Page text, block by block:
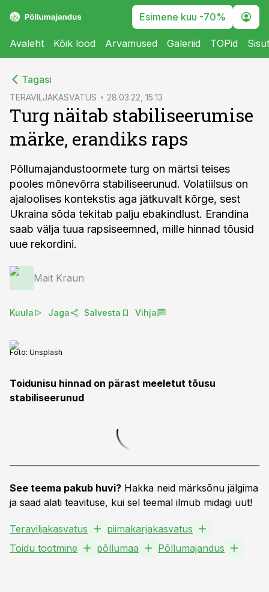
Esimene kuu -70%
Avaleht Kõik lood Arvamused Galeriid TOPid
Tagasi
TERAVILJAKASVATUS 28.03.22, 15:13
Turg näitab stabiliseerumise
märke, erandiks raps
Põllumajandustoormete turg on märtsi teises
pooles mõnevõrra stabiliseerunud. Volatiilsus on
ajaloolises kontekstis aga jätkuvalt kõrge, sest
Ukraina sõda tekitab palju ebakindlust. Erandina
saab välja tuua rapsiseemned, mille hinnad tõusid
uue rekordini.
Mait Kraun
Kuula Jaga Salvesta Vihja
Foto: Unsplash
Toidunisu hinnad on pärast meeletut tõusu
stabiliseerunud
See teema pakub huvi? Hakka neid märksõnu jälgima
ja saad alati teavituse, kui sel teemal ilmub midagi uut!
Teraviljakasvatus
piimakarjakasvatus
Toidu tootmine
põllumaa Põllumajandus